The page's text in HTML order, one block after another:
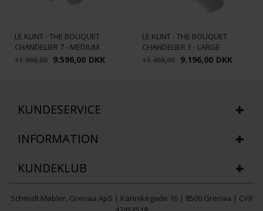
LE KLINT - THE BOUQUET
CHANDELIER 7 - MEDIUM
11.995,00 9.596,00 DKK
LE KLINT - THE BOUQUET
CHANDELIER 3 - LARGE
11.495,00 9.196,00 DKK
KUNDESERVICE
INFORMATION
KUNDEKLUB
Schmidt Møbler, Grenaa ApS | Kannikegade 16 | 8500 Grenaa | CVR